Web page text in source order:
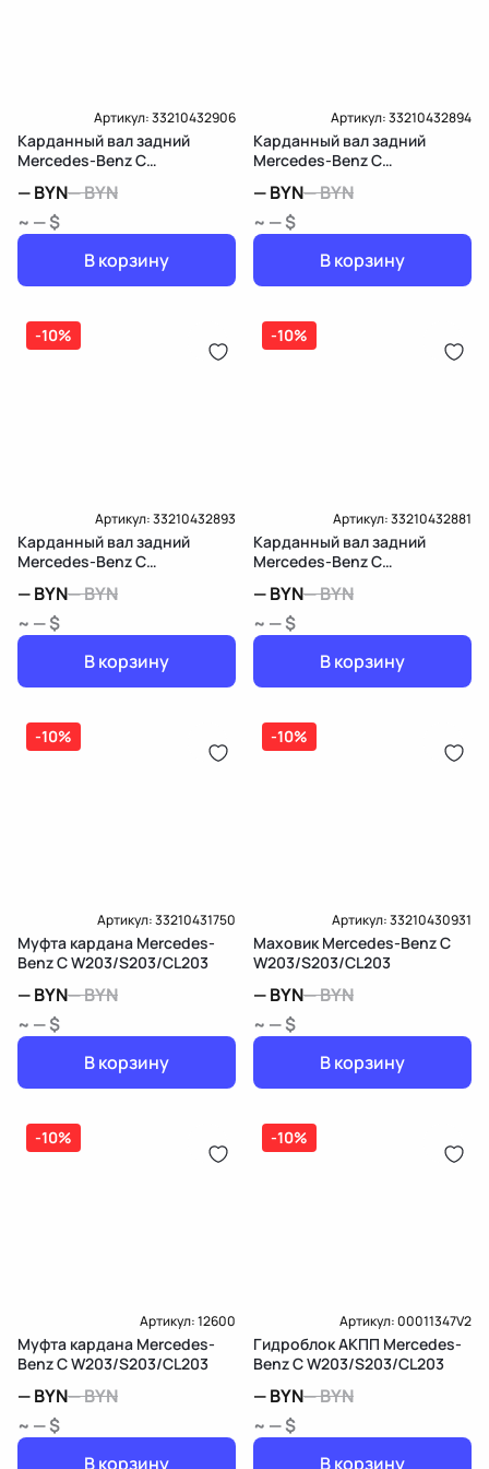
Артикул:33210432906
Карданный вал задний
Mercedes-Benz C
—BYN—BYN
~ — $
В корзину
Артикул:33210432894
Карданный вал задний
Mercedes-Benz C
—BYN—BYN
~ — $
В корзину
-10%
Артикул:33210432893
Карданный вал задний
Mercedes-Benz C
—BYN—BYN
~ — $
В корзину
-10%
Артикул:33210432881
Карданный вал задний
Mercedes-Benz C
—BYN—BYN
~ — $
В корзину
-10%
Артикул:33210431750
Муфта кардана Mercedes-
Benz C W203/S203/CL203
—BYN—BYN
~ — $
В корзину
-10%
Артикул:33210430931
Маховик Mercedes-Benz C
W203/S203/CL203
—BYN—BYN
~ — $
В корзину
-10%
Артикул:12600
Муфта кардана Mercedes-
Benz C W203/S203/CL203
—BYN—BYN
~ — $
В корзину
-10%
Артикул:00011347V2
Гидроблок АКПП Mercedes-
Benz C W203/S203/CL203
—BYN—BYN
~ — $
В корзину